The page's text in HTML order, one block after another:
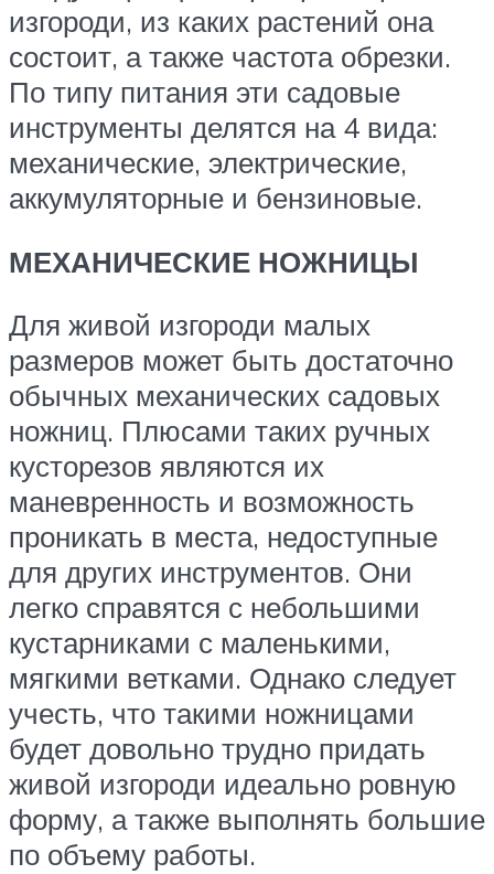
изгороди, из каких растений она
состоит, а также частота обрезки.
По типу питания эти садовые
инструменты делятся на 4 вида:
механические, электрические,
аккумуляторные и бензиновые.
МЕХАНИЧЕСКИЕ НОЖНИЦЫ
Для живой изгороди малых
размеров может быть достаточно
обычных механических садовых
ножниц. Плюсами таких ручных
кусторезов являются их
маневренность и возможность
проникать в места, недоступные
для других инструментов. Они
легко справятся с небольшими
кустарниками с маленькими,
мягкими ветками. Однако следует
учесть, что такими ножницами
будет довольно трудно придать
живой изгороди идеально ровную
форму, а также выполнять большие
по объему работы.